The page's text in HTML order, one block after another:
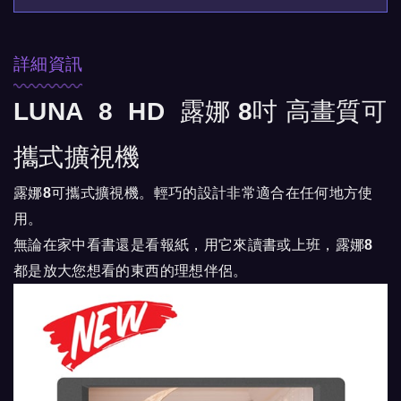
詳細資訊
LUNA 8 HD 露娜 8吋 高畫質可
攜式擴視機
露娜8可攜式擴視機。輕巧的設計非常適合在任何地方使
用。
無論在家中看書還是看報紙，用它來讀書或上班，露娜8
都是放大您想看的東西的理想伴侶。